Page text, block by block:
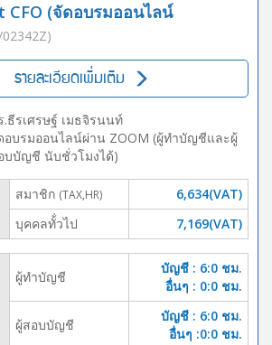
CFO (จัดอบรมออนไลน์
รายละเอียดเพิ่มเติม
.ธีรเศรษฐ์ เมธจิรนนท์
อบรมออนไลน์ผ่าน ZOOM (ผู้ทำบัญชีและผู้
บบัญชี นับชั่วโมงได้)
สมาชิก (TAX,HR)
6,634(VAT)
บุคคลทั้่วไป
7,169(VAT)
ผู้ทำบัญชี
บัญชี : 6:0 ชม.
อื่นๆ : 0:0 ชม.
ผู้สอบบัญชี
บัญชี : 6:0 ชม.
อื่นๆ :0:0 ชม.